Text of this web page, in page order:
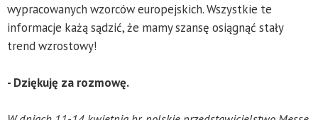
wypracowanych wzorców europejskich. Wszystkie te
informacje każą sądzić, że mamy szansę osiągnąć stały
trend wzrostowy!
- Dziękuję za rozmowę.